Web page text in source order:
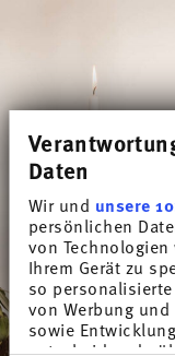
Daten
Wir und unsere
persönlichen
von
Ihrem Gerät zu
so
von Werbung
sowie
entscheiden